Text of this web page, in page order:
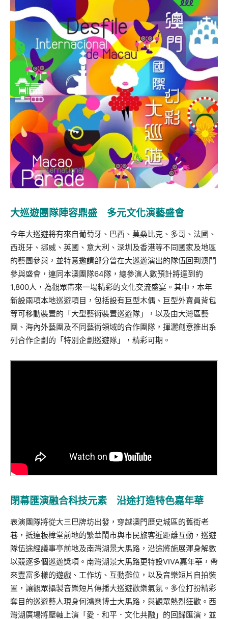
大巡遊團隊陣容鼎盛 多元文化演藝盛會
今年大巡遊將有來自葡萄牙、巴西、莫桑比克、多哥、法國、
西班牙、挪威、英國、意大利、深圳及香港等不同國家及地區
的藝團參與，並特意邀請部分曾在大巡遊演出的隊伍回到澳門
參與盛會，連同本澳團隊64隊，總參演人數預計將達到約
1,800人，為觀眾帶來一場精彩的文化交流盛宴。其中，本年
新設兩項本地巡遊項目，包括設有巨型木偶、巨型外賣員背包
等可移動裝置的「大型藝術裝置巡遊隊」，以及由大灣區藝
團、海內外藝團及不同藝術領域的合作團隊，揮灑創意推出系
列合作企劃的「特別企劃巡遊隊」，精彩可期。
閉幕匯演融合科技元素 沿途打造特色嘉年華
表演團隊將從大三巴牌坊出發，穿越澳門歷史城區的舊街老
巷，抵達板樟堂前地的繁華鬧市與市民旅客近距離互動，巡遊
隊伍途經議事亭前地及南灣湖景大馬路，沿途將施展渾身解數
以競逐多個巡遊獎項。南灣湖景大馬路更特設VIVA嘉年華，帶
來豐富多樣的遊戲、工作坊、互動攤位，以及音樂短片自拍裝
置，讓觀眾攝製音樂短片傳播大巡遊歡樂氣氛。多位打扮精彩
奪目的巡遊藝人現身何鴻燊博士大馬路，與觀眾熱烈狂歡。西
灣湖廣場將壓軸上演「 愛．和平．文化共融」 的回歸匯演，並